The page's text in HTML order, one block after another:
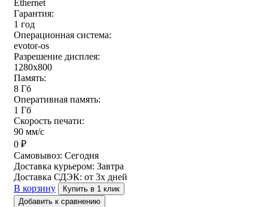
Ethernet
Гарантия:
1 год
Операционная система:
evotor-os
Разрешение дисплея:
1280x800
Память:
8 Гб
Оперативная память:
1 Гб
Скорость печати:
90 мм/с
0 ₽
Самовывоз: Сегодня
Доставка курьером: Завтра
Доставка СДЭК: от 3х дней
В корзину
Купить в 1 клик
Добавить к сравнению